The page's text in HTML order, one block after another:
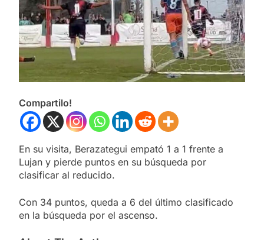
Compartilo!
En su visita, Berazategui empató 1 a 1 frente a
Lujan y pierde puntos en su búsqueda por
clasificar al reducido.
Con 34 puntos, queda a 6 del último clasificado
en la búsqueda por el ascenso.